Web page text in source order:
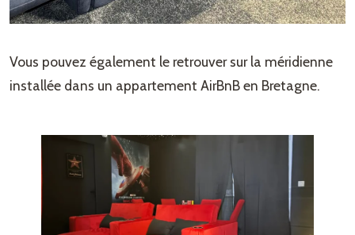
Vous pouvez également le retrouver sur la méridienne
installée dans un appartement AirBnB en Bretagne.